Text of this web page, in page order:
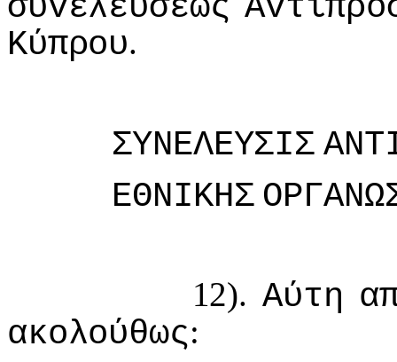
Κύπρoυ.
ΣΥΝΕΛΕΥΣIΣ
ΕΘΝIΚΗΣ
12).Αύτη
ακoλoύθως: